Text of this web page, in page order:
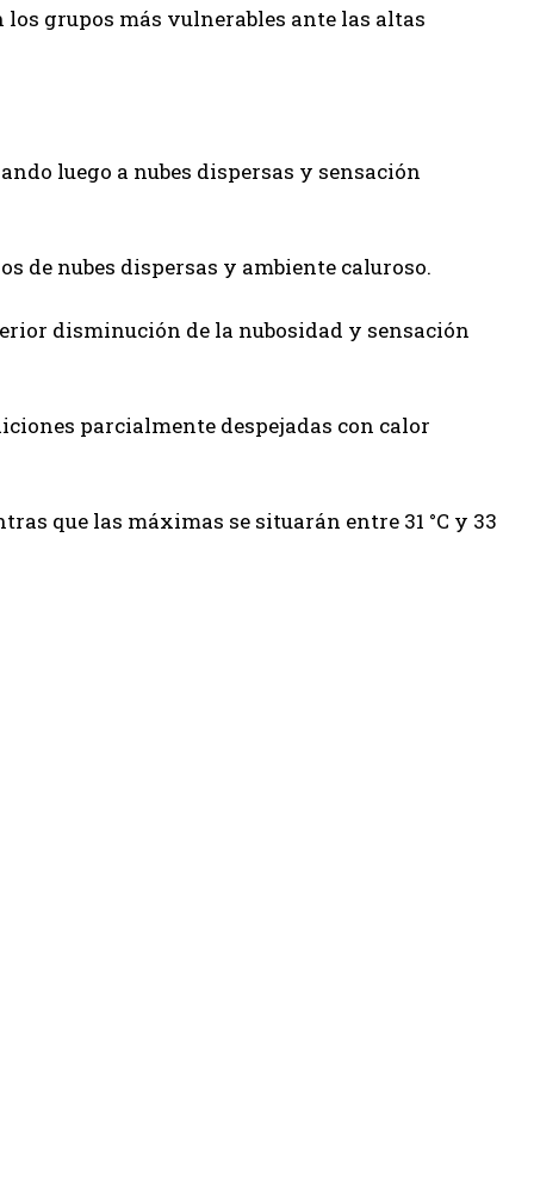
grupos más vulnerables ante las altas
luego a nubes dispersas y sensación
de nubes dispersas y ambiente caluroso.
disminución de la nubosidad y sensación
parcialmente despejadas con calor
que las máximas se situarán entre 31 °C y 33